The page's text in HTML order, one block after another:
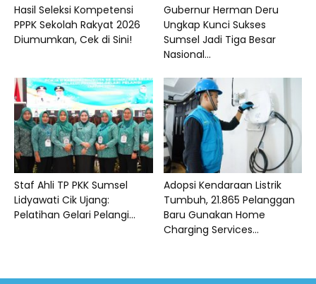
Hasil Seleksi Kompetensi
PPPK Sekolah Rakyat 2026
Diumumkan, Cek di Sini!
Gubernur Herman Deru
Ungkap Kunci Sukses
Sumsel Jadi Tiga Besar
Nasional...
Staf Ahli TP PKK Sumsel
Lidyawati Cik Ujang:
Pelatihan Gelari Pelangi...
Adopsi Kendaraan Listrik
Tumbuh, 21.865 Pelanggan
Baru Gunakan Home
Charging Services...